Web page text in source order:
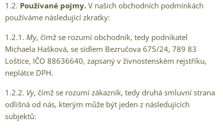
1.2. Používané pojmy. V našich obchodních podmínkách
používáme následující zkratky:
1.2.1. My, čímž se rozumí obchodník, tedy podnikatel
Michaela Hašková, se sídlem Bezručova 675/24, 789 83
Loštice, IČO 88636640, zapsaný v živnostenském rejstříku,
neplátce DPH.
1.2.2. Vy, čímž se rozumí zákazník, tedy druhá smluvní strana
odlišná od nás, kterým může být jeden z následujících
subjektů: